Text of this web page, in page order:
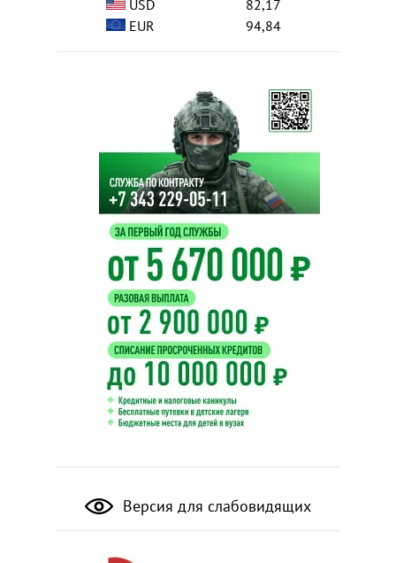
USD
82,17
EUR
94,84
Версия для слабовидящих